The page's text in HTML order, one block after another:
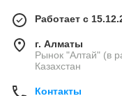
Работает с
г. Алматы
Рынок "Алтай" (в
Казахстан
Контакты